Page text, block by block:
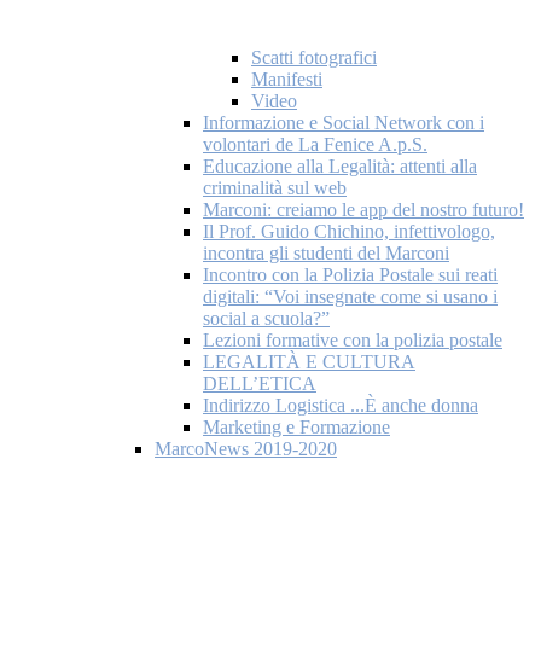
Scatti fotografici
Manifesti
Video
Informazione e Social Network con i
volontari de La Fenice A.p.S.
Educazione alla Legalità: attenti alla
criminalità sul web
Marconi: creiamo le app del nostro futuro!
Il Prof. Guido Chichino, infettivologo,
incontra gli studenti del Marconi
Incontro con la Polizia Postale sui reati
digitali: “Voi insegnate come si usano i
social a scuola?”
Lezioni formative con la polizia postale
LEGALITÀ E CULTURA
DELL’ETICA
Indirizzo Logistica ...È anche donna
Marketing e Formazione
MarcoNews 2019-2020